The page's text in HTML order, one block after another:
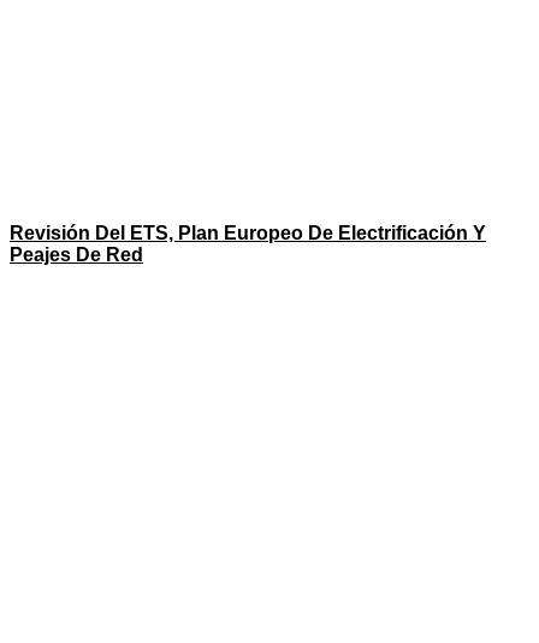
Revisión Del ETS, Plan Europeo De Electrificación Y
Peajes De Red